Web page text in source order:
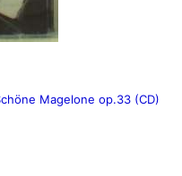
Magelone op.33 (CD)